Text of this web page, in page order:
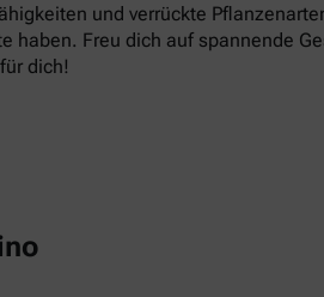
und verrückte
haben. Freu dich auf spannende
dich!